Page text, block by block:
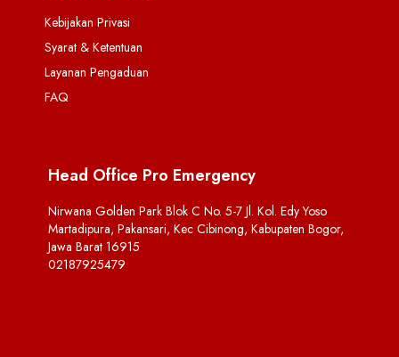
Kebijakan Privasi
Syarat & Ketentuan
Layanan Pengaduan
FAQ
Head Office Pro Emergency
Nirwana Golden Park Blok C No. 5-7 Jl. Kol. Edy Yoso
Martadipura, Pakansari, Kec Cibinong, Kabupaten Bogor,
Jawa Barat 16915
02187925479